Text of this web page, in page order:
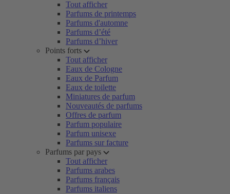
Tout afficher
Parfums de printemps
Parfums d'automne
Parfums d’été
Parfums d’hiver
Points forts
Tout afficher
Eaux de Cologne
Eaux de Parfum
Eaux de toilette
Miniatures de parfum
Nouveautés de parfums
Offres de parfum
Parfum populaire
Parfum unisexe
Parfums sur facture
Parfums par pays
Tout afficher
Parfums arabes
Parfums français
Parfums italiens